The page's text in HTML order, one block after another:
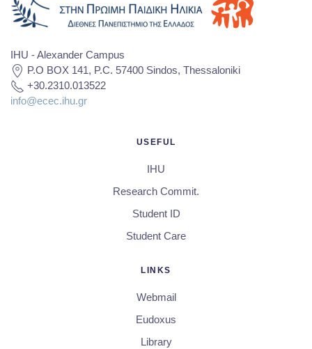
IHU - Alexander Campus
P.O BOX 141, P.C. 57400 Sindos, Thessaloniki
+30.2310.013522
info@ecec.ihu.gr
USEFUL
IHU
Research Commit.
Student ID
Student Care
LINKS
Webmail
Eudoxus
Library